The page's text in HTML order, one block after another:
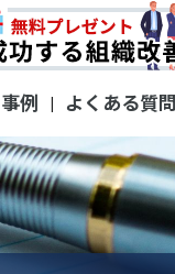
事例 | よくある質問